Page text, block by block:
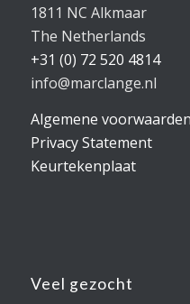
1811 NC Alkmaar
The Netherlands
+31 (0) 72 520 4814
info@marclange.nl
Algemene voorwaarden
Privacy Statement
Keurtekenplaat
Veel gezocht